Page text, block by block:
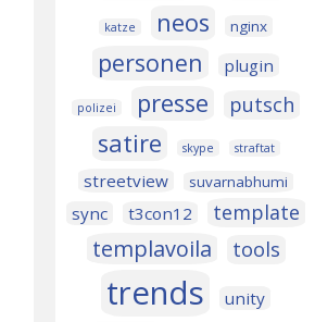
katze neos nginx
personen plugin
polizei presse putsch
satire skype straftat
streetview suvarnabhumi
sync t3con12 template
templavoila tools
trends unity